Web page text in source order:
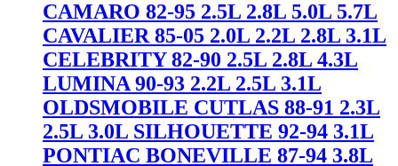
CAMARO 82-95 2.5L 2.8L 5.0L 5.7L
CAVALIER 85-05 2.0L 2.2L 2.8L 3.1L
CELEBRITY 82-90 2.5L 2.8L 4.3L
LUMINA 90-93 2.2L 2.5L 3.1L
OLDSMOBILE CUTLAS 88-91 2.3L
2.5L 3.0L SILHOUETTE 92-94 3.1L
PONTIAC BONEVILLE 87-94 3.8L